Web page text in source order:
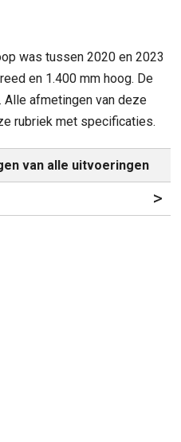
was tussen 2020 en 2023
en 1.400 mm hoog. De
afmetingen van deze
rubriek met specificaties.
van alle uitvoeringen
>